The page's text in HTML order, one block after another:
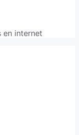
en internet